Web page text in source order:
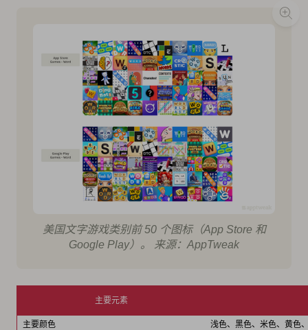
美国文字游戏类别前 50 个图标（App Store 和
Google Play）。 来源：AppTweak
主要元素
主要颜色
浅色、黑色、米色、黄色